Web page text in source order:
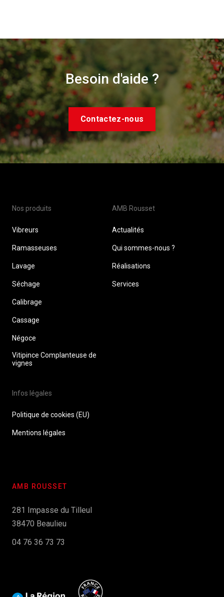
Besoin d'aide ?
Contactez-nous
Nos produits
Vibreurs
Ramasseuses
Lavage
Séchage
Calibrage
Cassage
Négoce
Vitipince Complanteuse de
vignes
AMB Rousset
Actualités
Qui sommes-nous ?
Réalisations
Services
Infos légales
Politique de cookies (EU)
Mentions légales
AMB ROUSSET
281 Impasse du Tilleul
38470 Beaulieu
04 76 36 73 73